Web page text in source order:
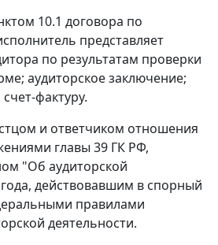
10.1 договора по
представляет
по результатам проверки
аудиторское заключение;
счет-фактуру.
и ответчиком отношения
главы 39 ГК РФ,
"Об аудиторской
действовавшим в спорный
правилами
деятельности.